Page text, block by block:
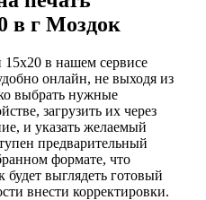
в г Моздок
15х20 в нашем сервисе
онлайн, не выходя из
выбрать нужные
загрузить их через
и указать желаемый
предварительный
формате, что
будет выглядеть готовый
внести корректировки.